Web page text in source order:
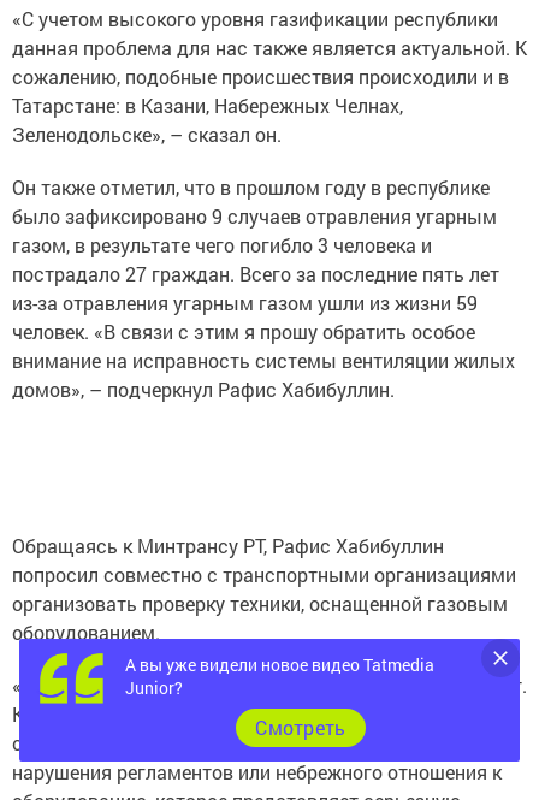
«С учетом высокого уровня газификации республики
данная проблема для нас также является актуальной. К
сожалению, подобные происшествия происходили и в
Татарстане: в Казани, Набережных Челнах,
Зеленодольске», – сказал он.
Он также отметил, что в прошлом году в республике
было зафиксировано 9 случаев отравления угарным
газом, в результате чего погибло 3 человека и
пострадало 27 граждан. Всего за последние пять лет
из-за отравления угарным газом ушли из жизни 59
человек. «В связи с этим я прошу обратить особое
внимание на исправность системы вентиляции жилых
домов», – подчеркнул Рафис Хабибуллин.
Обращаясь к Минтрансу РТ, Рафис Хабибуллин
попросил совместно с транспортными организациями
организовать проверку техники, оснащенной газовым
оборудованием.
«Мы, к сожалению, также имеем такой печальный опыт.
Каждый год после перехода на отопительный сезон
случаются те или иные события. Это происходит из-за
нарушения регламентов или небрежного отношения к
А вы уже видели новое видео Tatmedia
Junior?
Cмотреть